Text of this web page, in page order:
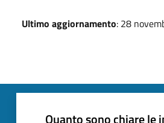
Ultimo aggiornamento: 28
Quanto sono chiare le